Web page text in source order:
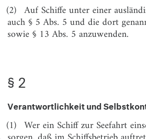
§ 7
Ausnahmen und Befreiungen
§ 8
Funktionsfähigkeit von
§ 11
Flagge (Hafenstaatkontrolle)
(2) Auf Schiffe unter einer
auch § 5 Abs. 5 und die dort
sowie § 13 Abs. 5 anzuwenden.
§ 2
Verantwortlichkeit und
(1) Wer ein Schiff zur Seefahrt